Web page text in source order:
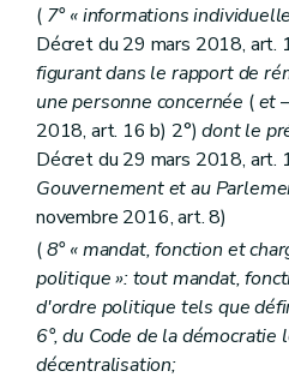
( 7° « informations
Décret du 29 mars 2018, art.
figurant dans le rapport de
une personne concernée (et
2018, art. 16 b) 2°)dont le
Décret du 29 mars 2018, art.
Gouvernement et au
novembre 2016, art. 8)
(8° « mandat, fonction et
politique »: tout mandat,
d'ordre politique tels que
6°, du Code de la démocratie
décentralisation;